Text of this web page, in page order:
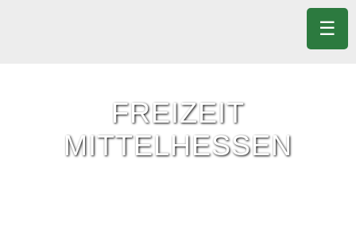
FREIZEIT
MITTELHESSEN
☰